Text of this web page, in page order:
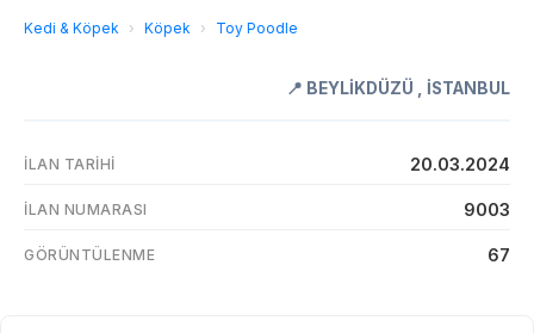
Kedi & Köpek › Köpek › Toy Poodle
📍 BEYLİKDÜZÜ İSTANBUL
İLAN TARIHI 20.03.2024
İLAN NUMARASI 9003
GÖRÜNTÜLENME 67